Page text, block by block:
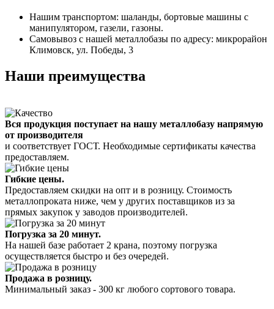
Нашим транспортом: шаланды, бортовые машины с
манипулятором, газели, газоны.
Самовывоз с нашей металлобазы по адресу: микрорайон
Климовск, ул. Победы, 3
Наши преимущества
Вся продукция поступает на нашу металлобазу напрямую
от производителя
и соответствует ГОСТ. Необходимые сертификаты качества
предоставляем.
Гибкие цены.
Предоставляем скидки на опт и в розницу. Стоимость
металлопроката ниже, чем у других поставщиков из за
прямых закупок у заводов производителей.
Погрузка за 20 минут.
На нашей базе работает 2 крана, поэтому погрузка
осуществляется быстро и без очередей.
Продажа в розницу.
Минимальный заказ - 300 кг любого сортового товара.